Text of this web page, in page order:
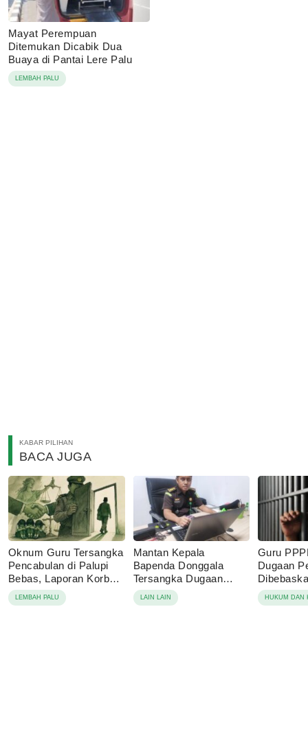
Mayat Perempuan
Ditemukan Dicabik Dua
Buaya di Pantai Lere Palu
LEMBAH PALU
KABAR PILIHAN
BACA JUGA
Oknum Guru Tersangka
Pencabulan di Palupi
Bebas, Laporan Korban
Berujung Damai
LEMBAH PALU
Mantan Kepala
Bapenda Donggala
Tersangka Dugaan
Korupsi Pajak Tambang
LAIN LAIN
Guru
Dugaan
Sebut
Keluarga
HUKUM DAN